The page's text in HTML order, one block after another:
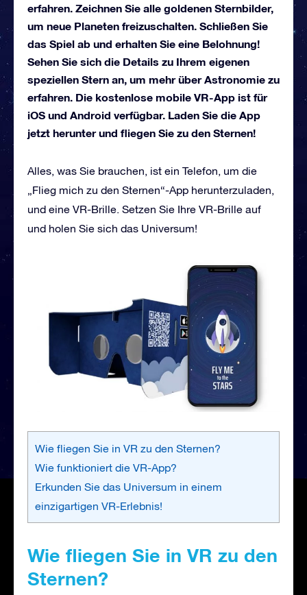
erfahren. Zeichnen Sie alle goldenen Sternbilder,
um neue Planeten freizuschalten. Schließen Sie
das Spiel ab und erhalten Sie eine Belohnung!
Sehen Sie sich die Details zu Ihrem eigenen
speziellen Stern an, um mehr über Astronomie zu
erfahren. Die kostenlose mobile VR-App ist für
iOS und Android verfügbar. Laden Sie die App
jetzt herunter und fliegen Sie zu den Sternen!
Alles, was Sie brauchen, ist ein Telefon, um die
„Flieg mich zu den Sternen“-App herunterzuladen,
und eine VR-Brille. Setzen Sie Ihre VR-Brille auf
und holen Sie sich das Universum!
Wie fliegen Sie in VR zu den Sternen?
Wie funktioniert die VR-App?
Erkunden Sie das Universum in einem
einzigartigen VR-Erlebnis!
Wie fliegen Sie in VR zu den
Sternen?